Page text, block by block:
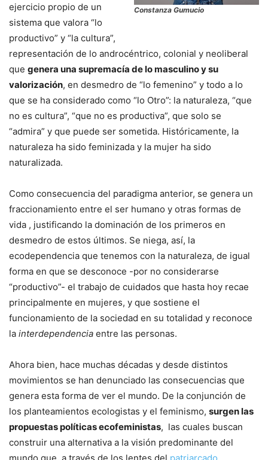
Constanza Gumucio
ejercicio propio de un
sistema que valora “lo
productivo” y “la cultura”,
representación de lo androcéntrico, colonial y neoliberal
que genera una supremacía de lo masculino y su
valorización, en desmedro de “lo femenino” y todo a lo
que se ha considerado como “lo Otro”: la naturaleza, “que
no es cultura”, “que no es productiva”, que solo se
“admira” y que puede ser sometida. Históricamente, la
naturaleza ha sido feminizada y la mujer ha sido
naturalizada.
Como consecuencia del paradigma anterior, se genera un
fraccionamiento entre el ser humano y otras formas de
vida , justificando la dominación de los primeros en
desmedro de estos últimos. Se niega, así, la
ecodependencia que tenemos con la naturaleza, de igual
forma en que se desconoce -por no considerarse
“productivo”- el trabajo de cuidados que hasta hoy recae
principalmente en mujeres, y que sostiene el
funcionamiento de la sociedad en su totalidad y reconoce
la interdependencia entre las personas.
Ahora bien, hace muchas décadas y desde distintos
movimientos se han denunciado las consecuencias que
genera esta forma de ver el mundo. De la conjunción de
los planteamientos ecologistas y el feminismo, surgen las
propuestas políticas ecofeministas, las cuales buscan
construir una alternativa a la visión predominante del